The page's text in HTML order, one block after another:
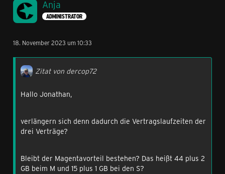
Anja
ADMINISTRATOR
18. November 2023 um 10:33
Zitat von dercop72
Hallo Jonathan,
verlängern sich denn dadurch die Vertragslaufzeiten der
drei Verträge?
Bleibt der Magentavorteil bestehen? Das heißt 44 plus 2
GB beim M und 15 plus 1 GB bei den S?